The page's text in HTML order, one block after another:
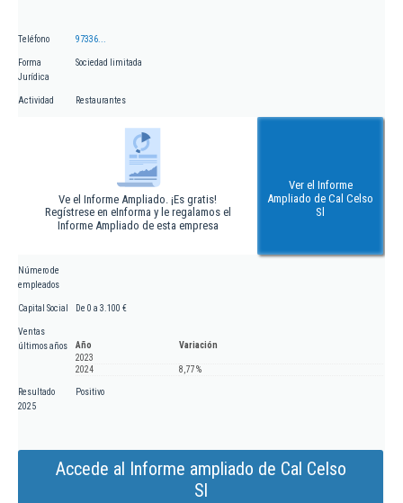
Teléfono 97336...
Forma
Jurídica
Sociedad limitada
Actividad Restaurantes
Ve el Informe Ampliado. ¡Es gratis!
Regístrese en eInforma y le regalamos el
Informe Ampliado de esta empresa
Ver el Informe
Ampliado de Cal Celso
Sl
Número de
empleados
Capital Social De 0 a 3.100 €
Ventas
últimos años
Año
Variación
2023
2024
8,77 %
Resultado
2025
Positivo
Accede al Informe ampliado de Cal Celso
Sl